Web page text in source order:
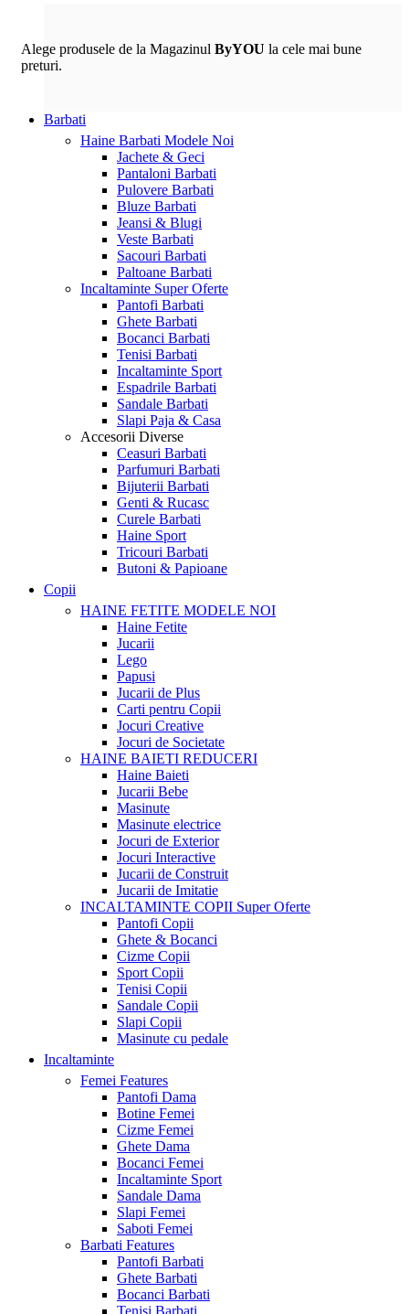
Alege produsele de la Magazinul ByYOU la cele mai bune
preturi.
Barbati
Haine Barbati Modele Noi
Jachete & Geci
Pantaloni Barbati
Pulovere Barbati
Bluze Barbati
Jeansi & Blugi
Veste Barbati
Sacouri Barbati
Paltoane Barbati
Incaltaminte Super Oferte
Pantofi Barbati
Ghete Barbati
Bocanci Barbati
Tenisi Barbati
Incaltaminte Sport
Espadrile Barbati
Sandale Barbati
Slapi Paja & Casa
Accesorii Diverse
Ceasuri Barbati
Parfumuri Barbati
Bijuterii Barbati
Genti & Rucasc
Curele Barbati
Haine Sport
Tricouri Barbati
Butoni & Papioane
Copii
HAINE FETITE MODELE NOI
Haine Fetite
Jucarii
Lego
Papusi
Jucarii de Plus
Carti pentru Copii
Jocuri Creative
Jocuri de Societate
HAINE BAIETI REDUCERI
Haine Baieti
Jucarii Bebe
Masinute
Masinute electrice
Jocuri de Exterior
Jocuri Interactive
Jucarii de Construit
Jucarii de Imitatie
INCALTAMINTE COPII Super Oferte
Pantofi Copii
Ghete & Bocanci
Cizme Copii
Sport Copii
Tenisi Copii
Sandale Copii
Slapi Copii
Masinute cu pedale
Incaltaminte
Femei Features
Pantofi Dama
Botine Femei
Cizme Femei
Ghete Dama
Bocanci Femei
Incaltaminte Sport
Sandale Dama
Slapi Femei
Saboti Femei
Barbati Features
Pantofi Barbati
Ghete Barbati
Bocanci Barbati
Tenisi Barbati